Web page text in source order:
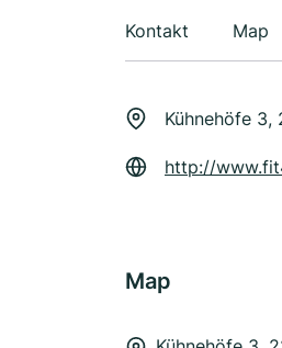
Kontakt Map
Kühnehöfe 3,
http://
Map